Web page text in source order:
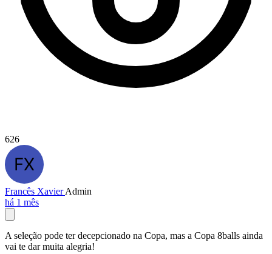
626
Francês XavierAdmin
há 1 mês
A seleção pode ter decepcionado na Copa, mas a Copa 8balls ainda
vai te dar muita alegria!